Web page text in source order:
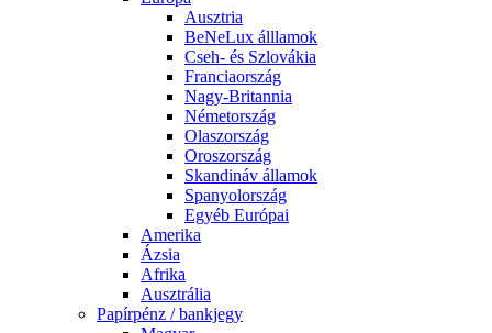
Ausztria
BeNeLux álllamok
Cseh- és Szlovákia
Franciaország
Nagy-Britannia
Németország
Olaszország
Oroszország
Skandináv államok
Spanyolország
Egyéb Európai
Amerika
Ázsia
Afrika
Ausztrália
Papírpénz / bankjegy